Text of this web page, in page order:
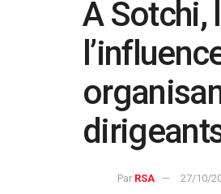
À Sotchi,
Par RSA 27/10/